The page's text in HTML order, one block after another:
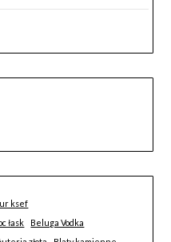
ksef
łask
Beluga Vodka